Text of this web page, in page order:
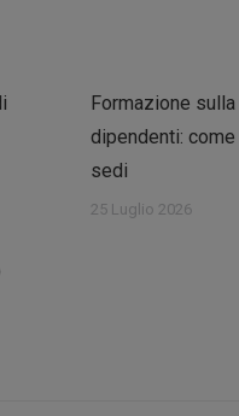
Formazione
dipendenti:
sedi
25 Luglio 2026